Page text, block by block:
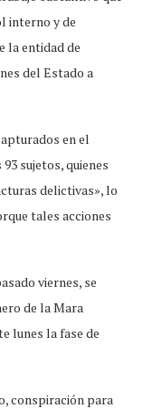
interno y de
la entidad de
del Estado a
en el
sujetos, quienes
delictivas», lo
tales acciones
viernes, se
de la Mara
lunes la fase de
conspiración para